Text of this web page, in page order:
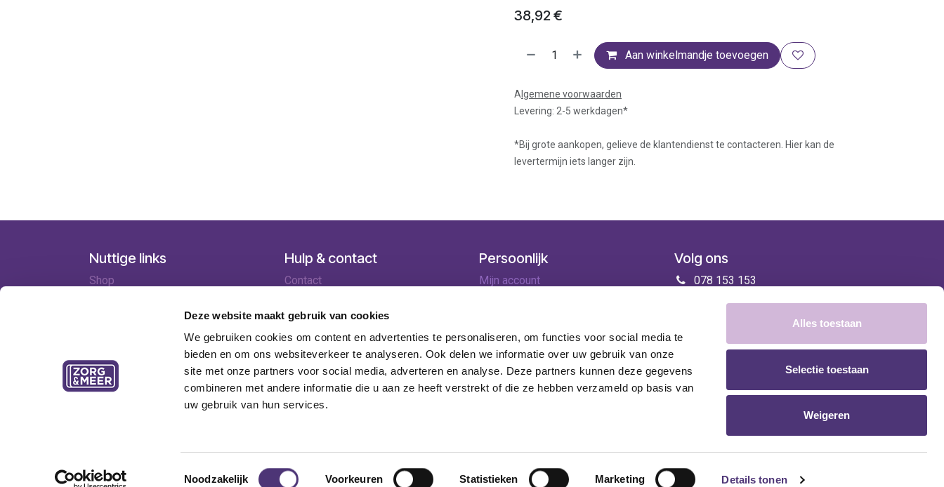
Deze website maakt gebruik van cookies
We gebruiken cookies om content en advertenties te personaliseren, om functies voor social media te
bieden en om ons websiteverkeer te analyseren. Ook delen we informatie over uw gebruik van onze
site met onze partners voor social media, adverteren en analyse. Deze partners kunnen deze gegevens
combineren met andere informatie die u aan ze heeft verstrekt of die ze hebben verzameld op basis van
uw gebruik van hun services.
Toestemmingsselectie
Noodzakelijk Voorkeuren Statistieken Marketing Details tonen
Alles toestaan
Selectie toestaan
Weigeren
38,92€
Aan winkelmandje toevoegen
A lgemene voorwaarden
Levering: 2-5 werkdagen*
*Bij grote aankopen, gelieve de klantendienst te contacteren. Hier kan de
levertermijn iets langer zijn.
Nuttige links
Shop
Contact
Hulp & contact
Contact
Betaalopties
Retourneren
Garantie
Persoonlijk
Mijn account
Volg ons
078 153 153
verzendkosten